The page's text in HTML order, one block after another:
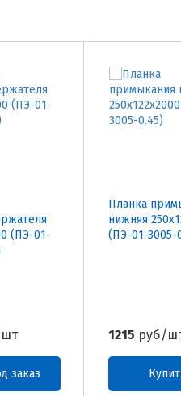
(ПЭ-01-
заказ
Планка
нижняя
(ПЭ-01-3005-
1215 руб/